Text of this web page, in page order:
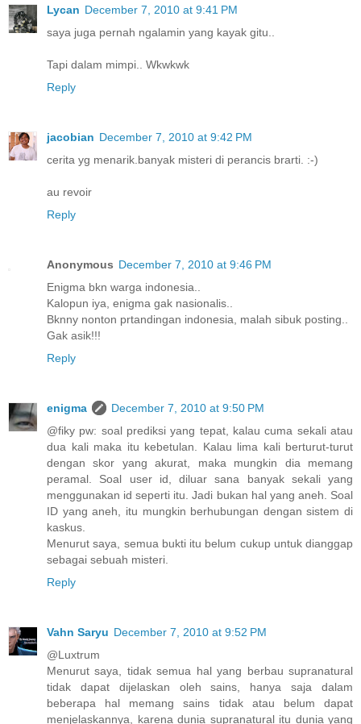
Lycan December 7, 2010 at 9:41 PM
saya juga pernah ngalamin yang kayak gitu..
Tapi dalam mimpi.. Wkwkwk
Reply
jacobian December 7, 2010 at 9:42 PM
cerita yg menarik.banyak misteri di perancis brarti. :-)
au revoir
Reply
Anonymous December 7, 2010 at 9:46 PM
Enigma bkn warga indonesia..
Kalopun iya, enigma gak nasionalis..
Bknny nonton prtandingan indonesia, malah sibuk posting..
Gak asik!!!
Reply
enigma
December 7, 2010 at 9:50 PM
@fiky pw: soal prediksi yang tepat, kalau cuma sekali atau
dua kali maka itu kebetulan. Kalau lima kali berturut-turut
dengan skor yang akurat, maka mungkin dia memang
peramal. Soal user id, diluar sana banyak sekali yang
menggunakan id seperti itu. Jadi bukan hal yang aneh. Soal
ID yang aneh, itu mungkin berhubungan dengan sistem di
kaskus.
Menurut saya, semua bukti itu belum cukup untuk dianggap
sebagai sebuah misteri.
Reply
Vahn Saryu December 7, 2010 at 9:52 PM
@Luxtrum
Menurut saya, tidak semua hal yang berbau supranatural
tidak dapat dijelaskan oleh sains, hanya saja dalam
beberapa hal memang sains tidak atau belum dapat
menjelaskannya, karena dunia supranatural itu dunia yang